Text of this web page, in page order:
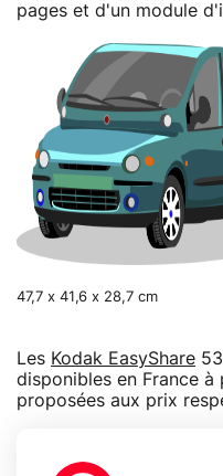
pages et d'un module
47,7 x 41,6 x 28,7 cm
Les Kodak EasyShare
disponibles en France
proposées aux prix